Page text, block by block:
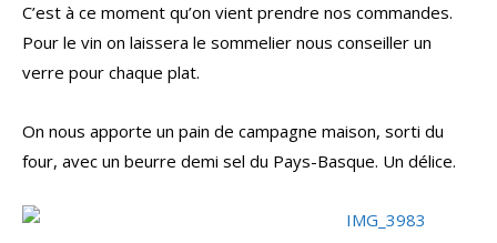
C’est à ce moment qu’on vient prendre nos commandes.
Pour le vin on laissera le sommelier nous conseiller un
verre pour chaque plat.
On nous apporte un pain de campagne maison, sorti du
four, avec un beurre demi sel du Pays-Basque. Un délice.